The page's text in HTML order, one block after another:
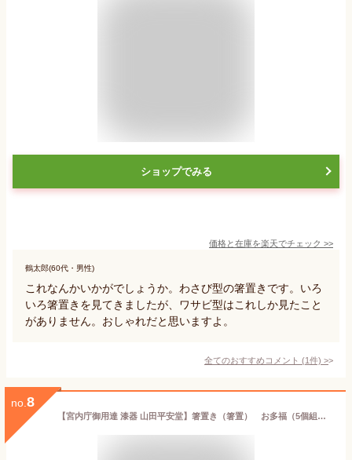
ショップでみる
価格と在庫を楽天でチェック >>
鶴太郎(60代・男性)
これなんかいかがでしょうか。わさび型の箸置きです。いろ
いろ箸置きを見てきましたが、ワサビ型はこれしか見たこと
がありません。おしゃれだと思いますよ。
全てのおすすめコメント (1件) >
no. 8
【宮内庁御用達 漆器 山田平安堂】箸置き（箸置） お多福（5個組）緑～≪結婚祝い≫≪内祝い≫ 和食器 ブランド～